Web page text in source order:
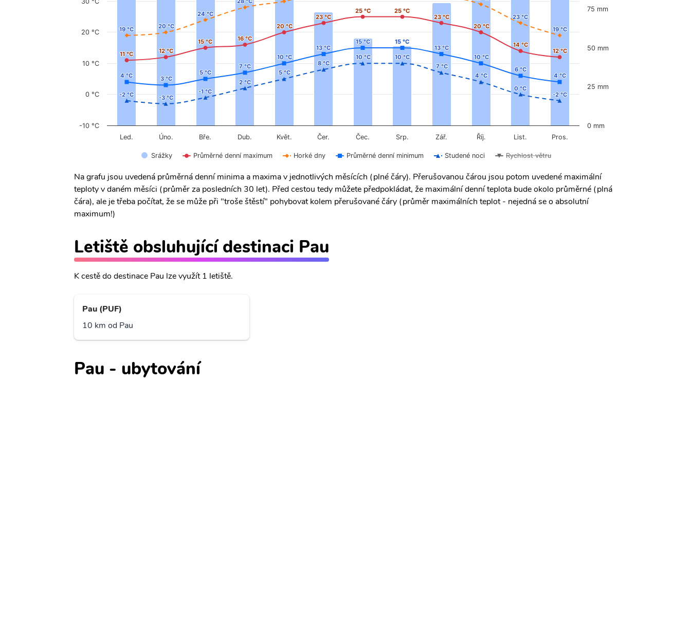
11 °C
11 °C 12 °C
12 °C
15 °C
15 °C 16 °C
16 °C
20 °C
20 °C
23 °C
23 °C
25 °C
25 °C 25 °C
25 °C
23 °C
23 °C
20 °C
20 °C
14 °C
14 °C
12 °C
12 °C
19 °C
19 °C 20 °C
20 °C
24 °C
24 °C 23 °C
23 °C
19 °C
19 °C
4 °C
4 °C 3 °C
3 °C
5 °C
5 °C
7 °C
7 °C
10 °C
10 °C
13 °C
13 °C
15 °C
15 °C 15 °C
15 °C
13 °C
13 °C
10 °C
10 °C
6 °C
6 °C
4 °C
4 °C
-2 °C
-2 °C -3 °C
-3 °C
-1 °C
-1 °C
2 °C
2 °C
5 °C
5 °C
8 °C
8 °C
10 °C
10 °C 10 °C
10 °C
7 °C
7 °C
4 °C
4 °C
0 °C
0 °C
-2 °C
-2 °C
Srážky Průměrné denní maximum Horké dny Průměrné denní minimum Studené noci Rychlost větru
Led. Úno. Bře. Dub. Květ. Čer. Čec. Srp. Zář. Říj. List. Pros.
-10 °C
0 °C
10 °C
20 °C
0 mm
25 mm
50 mm
75 mm
Na grafu jsou uvedená průměrná denní minima a maxima v jednotlivých měsících (plné čáry). Přerušovanou čárou jsou potom uvedené maximální
teploty v daném měsíci (průměr za posledních 30 let). Před cestou tedy můžete předpokládat, že maximální denní teplota bude okolo průměrné (plná
čára), ale je třeba počítat, že se může při "troše štěstí" pohybovat kolem přerušované čáry (průměr maximálních teplot - nejedná se o absolutní
maximum!)
Letiště obsluhující destinaci Pau
K cestě do destinace Pau lze využít 1 letiště.
Pau (PUF)
10 km od Pau
Pau - ubytování